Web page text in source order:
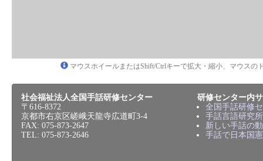
マウスホイールまたはShift/Ctrlキーで拡大・縮小、マウスの
社会福祉法人全国手話研修センター
〒616-8372
京都市右京区嵯峨天龍寺広道町3-4
FAX: 075-873-2647
TEL: 075-873-2646
研修センター内
全国手話研修
手話言語研究所
新しい手話の
手話で日本国